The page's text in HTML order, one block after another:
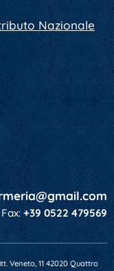
Nazionale
Fax: +39 0522 479569
Veneto, 11 42020 Quattro